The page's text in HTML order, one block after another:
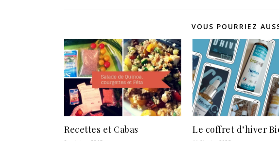
VOUS POURRIEZ
Recettes et Cabas Le coffret d’hiver